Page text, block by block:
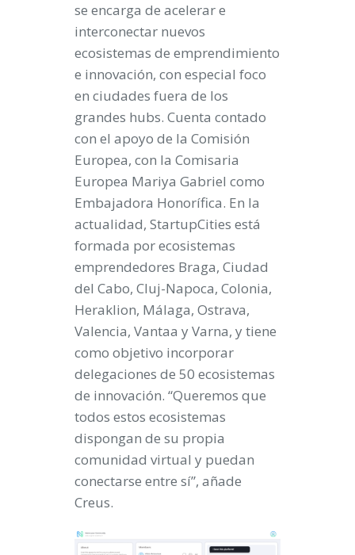
se encarga de acelerar e
interconectar nuevos
ecosistemas de emprendimiento
e innovación, con especial foco
en ciudades fuera de los
grandes hubs. Cuenta contado
con el apoyo de la Comisión
Europea, con la Comisaria
Europea Mariya Gabriel como
Embajadora Honorífica. En la
actualidad, StartupCities está
formada por ecosistemas
emprendedores Braga, Ciudad
del Cabo, Cluj-Napoca, Colonia,
Heraklion, Málaga, Ostrava,
Valencia, Vantaa y Varna, y tiene
como objetivo incorporar
delegaciones de 50 ecosistemas
de innovación. “Queremos que
todos estos ecosistemas
dispongan de su propia
comunidad virtual y puedan
conectarse entre sí”, añade
Creus.